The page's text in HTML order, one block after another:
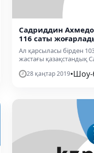
Садриддин
116 саты
Ал қарсыласы бірден
жастағы қазақстандық
28 қаңтар 2019•Шоу-